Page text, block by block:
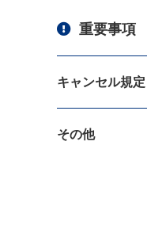
重要事項
キャンセル規定
その他